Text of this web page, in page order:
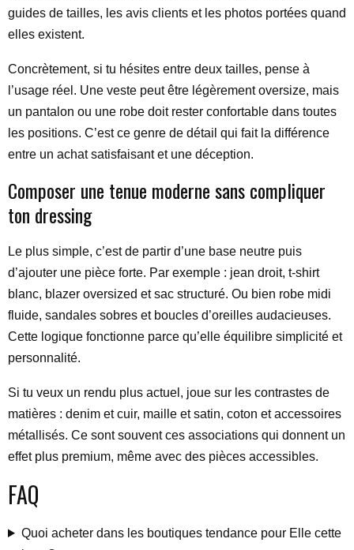
guides de tailles, les avis clients et les photos portées quand
elles existent.
Concrètement, si tu hésites entre deux tailles, pense à
l’usage réel. Une veste peut être légèrement oversize, mais
un pantalon ou une robe doit rester confortable dans toutes
les positions. C’est ce genre de détail qui fait la différence
entre un achat satisfaisant et une déception.
Composer une tenue moderne sans compliquer
ton dressing
Le plus simple, c’est de partir d’une base neutre puis
d’ajouter une pièce forte. Par exemple : jean droit, t-shirt
blanc, blazer oversized et sac structuré. Ou bien robe midi
fluide, sandales sobres et boucles d’oreilles audacieuses.
Cette logique fonctionne parce qu’elle équilibre simplicité et
personnalité.
Si tu veux un rendu plus actuel, joue sur les contrastes de
matières : denim et cuir, maille et satin, coton et accessoires
métallisés. Ce sont souvent ces associations qui donnent un
effet plus premium, même avec des pièces accessibles.
FAQ
Quoi acheter dans les boutiques tendance pour Elle cette